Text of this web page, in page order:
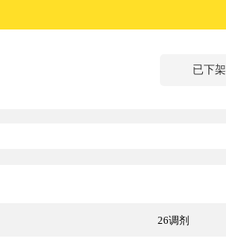
已下架
26调剂